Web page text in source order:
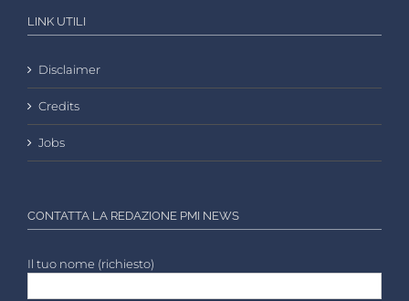
LINK UTILI
Disclaimer
Credits
Jobs
CONTATTA LA REDAZIONE PMI NEWS
Il tuo nome (richiesto)